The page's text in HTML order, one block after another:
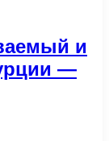
и
—